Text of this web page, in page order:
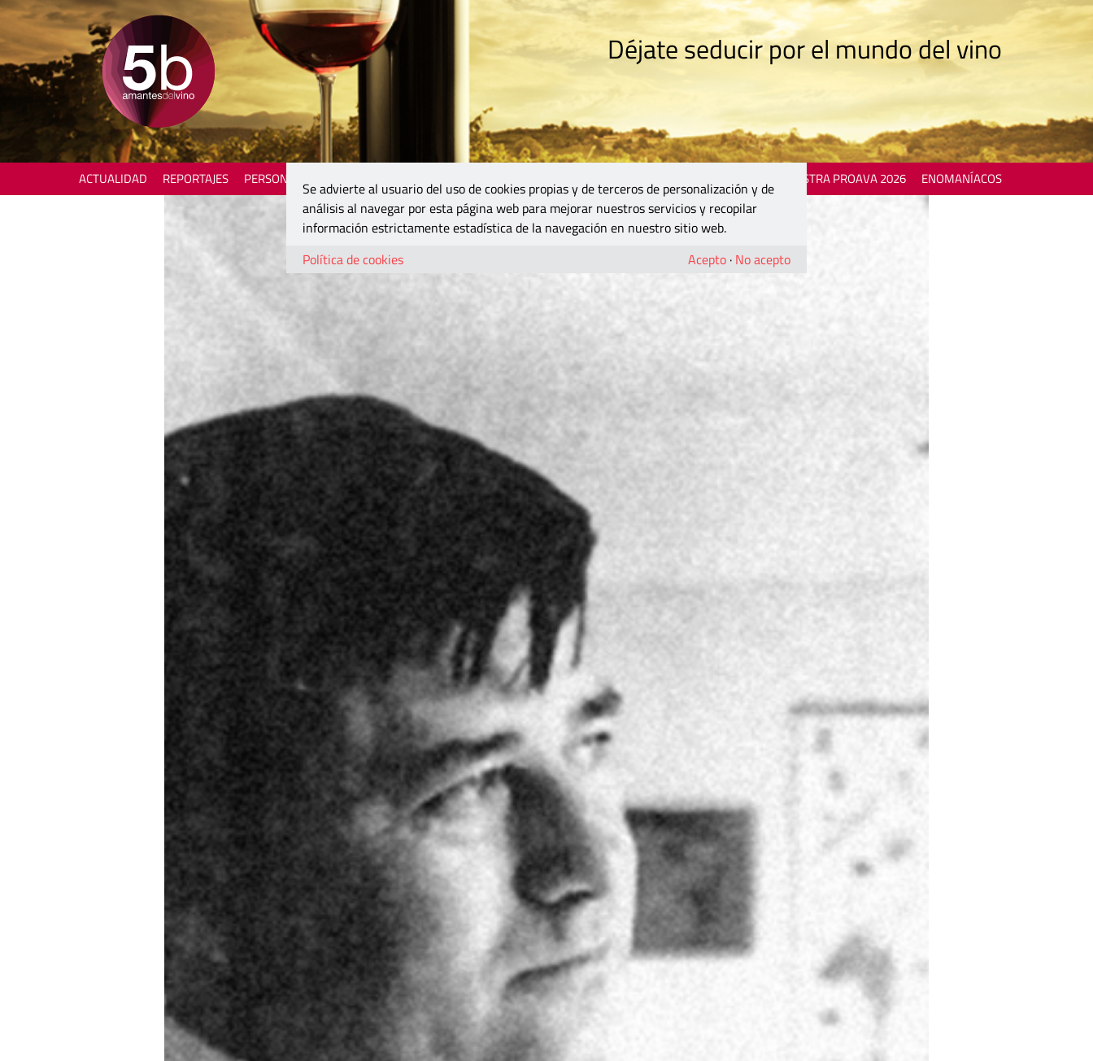
Déjate seducir por el mundo del vino
ACTUALIDAD REPORTAJES PERSONAJES MOSTRA PROAVA 2026 ENOMANÍACOS
Se advierte al usuario del uso de cookies propias y de terceros de personalización y de
análisis al navegar por esta página web para mejorar nuestros servicios y recopilar
información estrictamente estadística de la navegación en nuestro sitio web.
Política de cookies
Acepto · No acepto